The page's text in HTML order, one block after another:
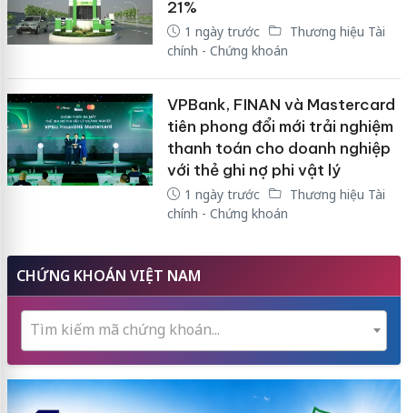
21%
1 ngày trước
Thương hiệu Tài
chính - Chứng khoán
VPBank, FINAN và Mastercard
tiên phong đổi mới trải nghiệm
thanh toán cho doanh nghiệp
với thẻ ghi nợ phi vật lý
1 ngày trước
Thương hiệu Tài
chính - Chứng khoán
CHỨNG KHOÁN VIỆT NAM
Tìm kiếm mã chứng khoán...